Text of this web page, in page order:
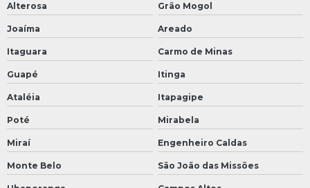
Alterosa Grão Mogol
Joaíma Areado
Itaguara Carmo de Minas
Guapé Itinga
Ataléia Itapagipe
Poté Mirabela
Miraí Engenheiro Caldas
Monte Belo São João das Missões